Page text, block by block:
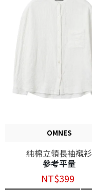
OMNES
純棉立領長袖襯衫
參考平量
NT$399